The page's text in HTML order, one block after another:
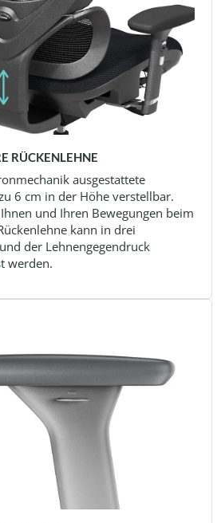
RÜCKENLEHNE
ausgestattete
6 cm in der Höhe verstellbar.
und Ihren Bewegungen beim
kann in drei
der Lehnengegendruck
werden.